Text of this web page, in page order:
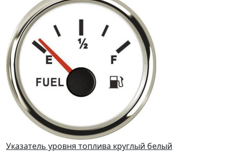
Указатель уровня топлива круглый белый